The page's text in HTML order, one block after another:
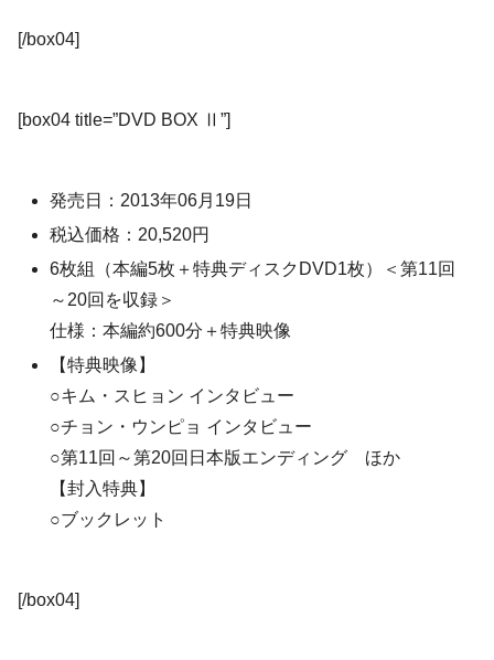
[/box04]
[box04 title=”DVD BOX Ⅱ”]
発売日：2013年06月19日
税込価格：20,520円
6枚組（本編5枚＋特典ディスクDVD1枚）＜第11回
～20回を収録＞
仕様：本編約600分＋特典映像
【特典映像】
○キム・スヒョン インタビュー
○チョン・ウンピョ インタビュー
○第11回～第20回日本版エンディング ほか
【封入特典】
○ブックレット
[/box04]